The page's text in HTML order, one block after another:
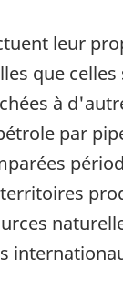
leur
que
à
par